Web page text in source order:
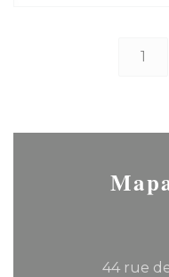
1
44 rue